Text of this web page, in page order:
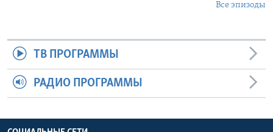
Все эпизоды
ТВ ПРОГРАММЫ
РАДИО ПРОГРАММЫ